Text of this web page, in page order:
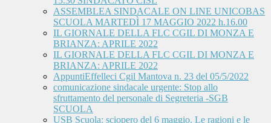
ASSEMBLEA SINDACALE ON LINE UNICOBAS
SCUOLA MARTEDÌ 17 MAGGIO 2022 h.16.00
IL GIORNALE DELLA FLC CGIL DI MONZA E
BRIANZA: APRILE 2022
IL GIORNALE DELLA FLC CGIL DI MONZA E
BRIANZA: APRILE 2022
AppuntiEffelleci Cgil Mantova n. 23 del 05/5/2022
comunicazione sindacale urgente: Stop allo
sfruttamento del personale di Segreteria -SGB
SCUOLA
USB Scuola: sciopero del 6 maggio. Le ragioni e le